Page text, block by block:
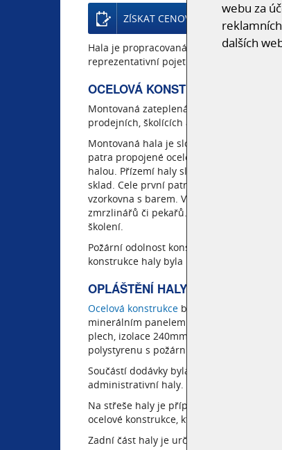
ZÍSKAT CENOVOU NABÍDKU
Hala je propracovaná do detailu, luxusní
reprezentativní pojetí haly.
OCELOVÁ KONSTRUKCE HALY
Montovaná zateplená ocelová hala
prodejních, školících a reprezentativních
Montovaná hala je složená z rámové
patra propojené ocelovým schodištěm, v
halou. Přízemí haly slouží převážně jako
sklad. Cele první patro je řešeno jako
vzorkovna s barem. V další části je pak
zmrzlinářů či pekařů. Školící místnosti
školení.
Požární odolnost konstrukce je řešená
konstrukce haly byla kotvena k
OPLÁŠTĚNÍ HALY ALMECO
Ocelová konstrukce byla opláštěná
minerálním panelem tl.150mm na
plech, izolace 240mm a folie SIKA
polystyrenu s požární odolností REI 30
Součástí dodávky byla přední prosklená
administrativní haly.
Na střeše haly je příprava pro budoucí
ocelové konstrukce, které vynáší
Zadní část haly je určena k provozní
webu za
dalších